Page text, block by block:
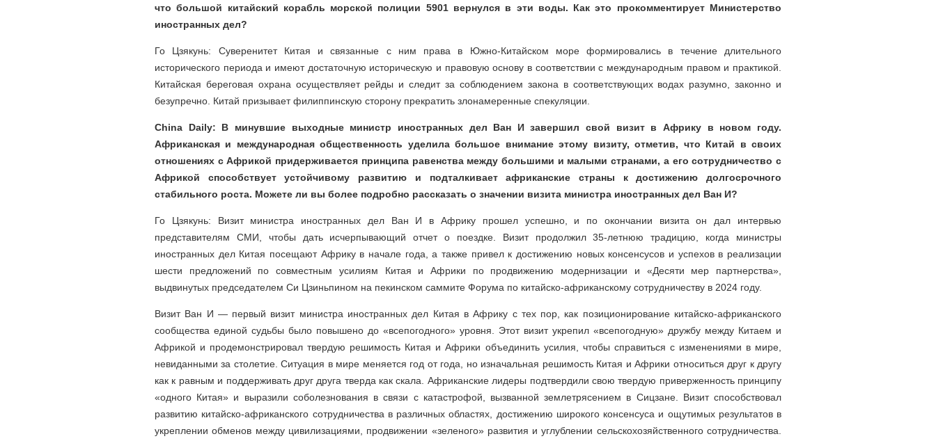
что большой китайский корабль морской полиции 5901 вернулся в эти воды. Как это прокомментирует Министерство
иностранных дел?
Го Цзякунь: Суверенитет Китая и связанные с ним права в Южно-Китайском море формировались в течение длительного
исторического периода и имеют достаточную историческую и правовую основу в соответствии с международным правом и практикой.
Китайская береговая охрана осуществляет рейды и следит за соблюдением закона в соответствующих водах разумно, законно и
безупречно. Китай призывает филиппинскую сторону прекратить злонамеренные спекуляции.
China Daily: В минувшие выходные министр иностранных дел Ван И завершил свой визит в Африку в новом году.
Африканская и международная общественность уделила большое внимание этому визиту, отметив, что Китай в своих
отношениях с Африкой придерживается принципа равенства между большими и малыми странами, а его сотрудничество с
Африкой способствует устойчивому развитию и подталкивает африканские страны к достижению долгосрочного
стабильного роста. Можете ли вы более подробно рассказать о значении визита министра иностранных дел Ван И?
Го Цзякунь: Визит министра иностранных дел Ван И в Африку прошел успешно, и по окончании визита он дал интервью
представителям СМИ, чтобы дать исчерпывающий отчет о поездке. Визит продолжил 35-летнюю традицию, когда министры
иностранных дел Китая посещают Африку в начале года, а также привел к достижению новых консенсусов и успехов в реализации
шести предложений по совместным усилиям Китая и Африки по продвижению модернизации и «Десяти мер партнерства»,
выдвинутых председателем Си Цзиньпином на пекинском саммите Форума по китайско-африканскому сотрудничеству в 2024 году.
Визит Ван И — первый визит министра иностранных дел Китая в Африку с тех пор, как позиционирование китайско-африканского
сообщества единой судьбы было повышено до «всепогодного» уровня. Этот визит укрепил «всепогодную» дружбу между Китаем и
Африкой и продемонстрировал твердую решимость Китая и Африки объединить усилия, чтобы справиться с изменениями в мире,
невиданными за столетие. Ситуация в мире меняется год от года, но изначальная решимость Китая и Африки относиться друг к другу
как к равным и поддерживать друг друга тверда как скала. Африканские лидеры подтвердили свою твердую приверженность принципу
«одного Китая» и выразили соболезнования в связи с катастрофой, вызванной землетрясением в Сицзане. Визит способствовал
развитию китайско-африканского сотрудничества в различных областях, достижению широкого консенсуса и ощутимых результатов в
укреплении обменов между цивилизациями, продвижении «зеленого» развития и углублении сельскохозяйственного сотрудничества.